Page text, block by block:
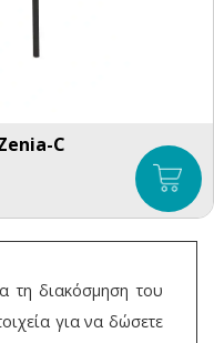
C
τη διακόσμηση του
για να δώσετε